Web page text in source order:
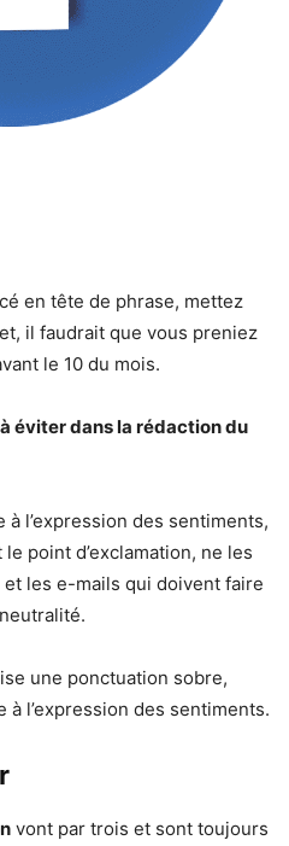
en tête de phrase, mettez
il faudrait que vous preniez
le 10 du mois.
éviter dans la rédaction du
l’expression des sentiments,
point d’exclamation, ne les
les e-mails qui doivent faire
une ponctuation sobre,
l’expression des sentiments.
vont par trois et sont toujours